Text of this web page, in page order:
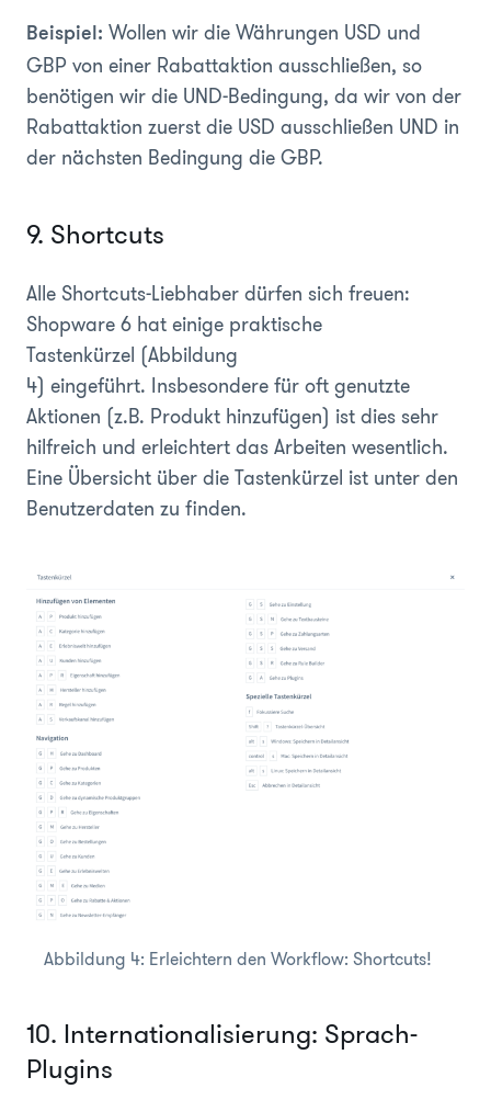
Beispiel: Wollen wir die Währungen USD und
GBP von einer Rabattaktion ausschließen, so
benötigen wir die UND-Bedingung, da wir von der
Rabattaktion zuerst die USD ausschließen UND in
der nächsten Bedingung die GBP.
9. Shortcuts
Alle Shortcuts-Liebhaber dürfen sich freuen:
Shopware 6 hat einige praktische
Tastenkürzel (Abbildung
4) eingeführt. Insbesondere für oft genutzte
Aktionen (z.B. Produkt hinzufügen) ist dies sehr
hilfreich und erleichtert das Arbeiten wesentlich.
Eine Übersicht über die Tastenkürzel ist unter den
Benutzerdaten zu finden.
Abbildung 4: Erleichtern den Workflow: Shortcuts!
10. Internationalisierung: Sprach-
Plugins